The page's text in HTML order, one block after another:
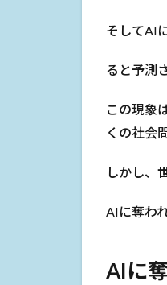
そしてAI
ると予測
この現象
くの社会
しかし、
AIに奪わ
AIに